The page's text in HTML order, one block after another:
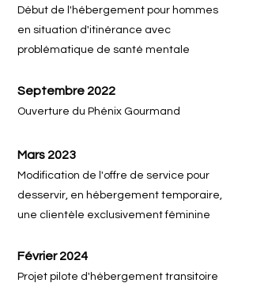
Début de l'hébergement pour hommes
en situation d'itinérance avec
problématique de santé mentale
Septembre 2022
Ouverture du Phénix Gourmand
Mars 2023
Modification de l'offre de service pour
desservir, en hébergement temporaire,
une clientèle exclusivement féminine
Février 2024
Projet pilote d'hébergement transitoire